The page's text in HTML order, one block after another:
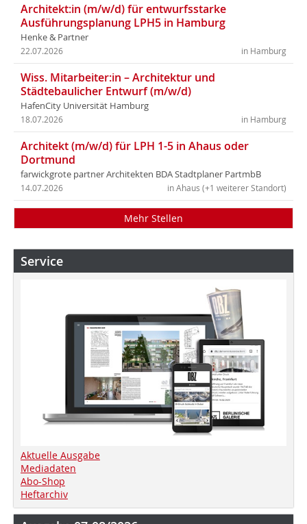
Architekt:in (m/w/d) für entwurfsstarke
Ausführungsplanung LPH5 in Hamburg
Henke & Partner
in Hamburg
22.07.2026
Wiss. Mitarbeiter:in – Architektur und
Städtebaulicher Entwurf (m/w/d)
HafenCity Universität Hamburg
in Hamburg
18.07.2026
Architekt (m/w/d) für LPH 1-5 in Ahaus oder
Dortmund
farwickgrote partner Architekten BDA Stadtplaner PartmbB
in Ahaus (+1 weiterer Standort)
14.07.2026
Mehr Stellen
Service
Aktuelle Ausgabe
Mediadaten
Abo-Shop
Heftarchiv